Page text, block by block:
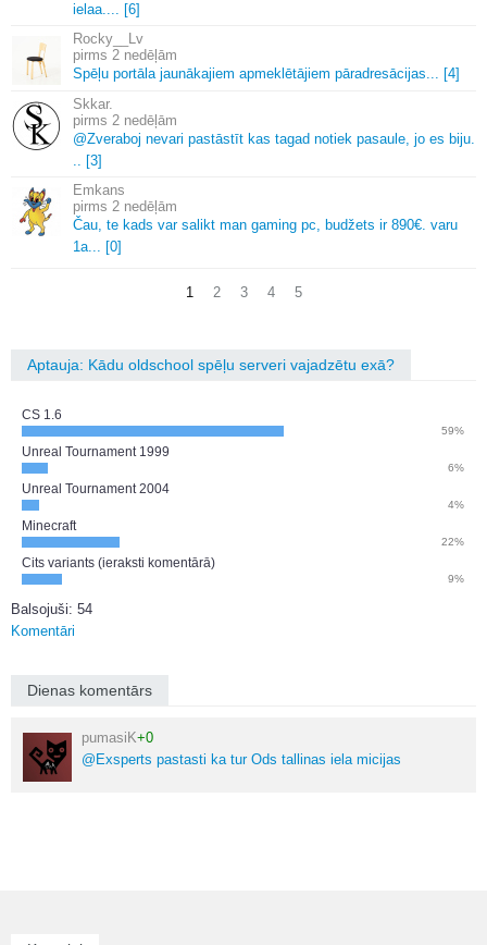
ielaa.... [6]
Rocky__Lv
2 nedēļām
Spēļu portāla jaunākajiem apmeklētājiem pāradresācijas... [4]
Skkar.
2 nedēļām
@Zveraboj nevari pastāstīt kas tagad notiek pasaule, jo es biju.
.. [3]
Emkans
2 nedēļām
Čau, te kads var salikt man gaming pc, budžets ir 890€. varu
1a... [0]
1 2 3 4 5
Aptauja: Kādu oldschool spēļu serveri vajadzētu exā?
CS 1.6
59%
Unreal Tournament 1999
6%
Unreal Tournament 2004
4%
Minecraft
22%
Cits variants (ieraksti komentārā)
9%
Balsojuši: 54
Komentāri
Dienas komentārs
pumasiK+0
@Exsperts pastasti ka tur Ods tallinas iela micijas